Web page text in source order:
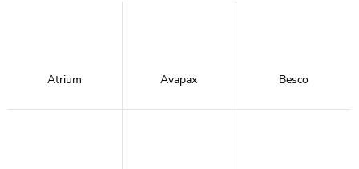
Atrium Avapax Besco